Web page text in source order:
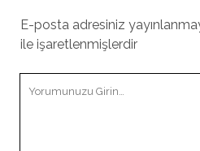
E-posta adresiniz
ile işaretlenmişlerdir